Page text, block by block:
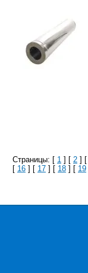
Страницы: [ 1 ] [ 2 ] [
[ 16 ] [ 17 ] [ 18 ] [ 19